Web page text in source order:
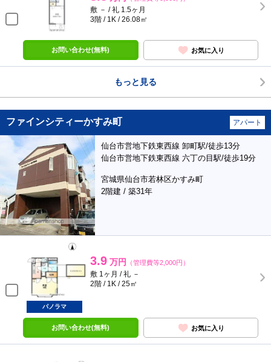
敷 － / 礼 1.5ヶ月
3階 / 1K / 26.08㎡
お問い合わせ(無料) お気に入り
もっと見る
ファインシティーかすみ町 アパート
仙台市営地下鉄東西線 卸町駅/徒歩13分
仙台市営地下鉄東西線 六丁の目駅/徒歩19分
宮城県仙台市若林区かすみ町
2階建 / 築31年
3.9 万円 （管理費等2,000円）
敷 1ヶ月 / 礼 －
2階 / 1K / 25㎡
パノラマ
お問い合わせ(無料) お気に入り